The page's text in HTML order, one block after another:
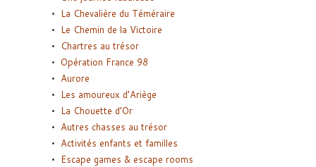
La Chevalière du Téméraire
Le Chemin de la Victoire
Chartres au trésor
Opération France 98
Aurore
Les amoureux d’Ariège
La Chouette d’Or
Autres chasses au trésor
Activités enfants et familles
Escape games & escape rooms